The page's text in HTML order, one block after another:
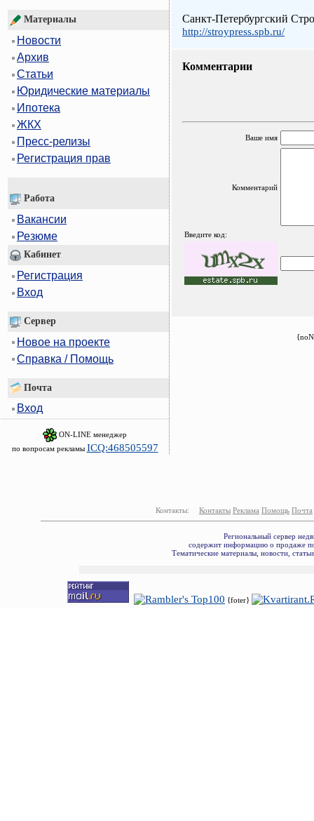
Материалы
Новости
Архив
Статьи
Юридические материалы
Ипотека
ЖКХ
Пресс-релизы
Регистрация прав
Работа
Вакансии
Резюме
Кабинет
Регистрация
Вход
Сервер
Новое на проекте
Справка / Помощь
Почта
Вход
ON-LINE менеджер
по вопросам рекламы ICQ:468505597
Санкт-Петербургский
http://stroypress.spb.ru/
Комментарии
Ваше имя
Комментарий
Введите код:
Контакты: Контакты Реклама Помощь Почта
Региональный сервер
содержит информацию о продаже
Тематические материалы, новости,
{foter}